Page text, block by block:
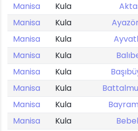
Manisa
Kula
Manisa
Kula
Manisa
Kula
Manisa
Kula
Manisa
Kula
Manisa
Kula
Manisa
Kula
Manisa
Kula